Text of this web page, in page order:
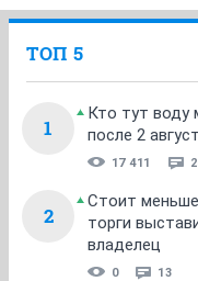
ТОП 5
1
Кто тут воду
после 2
17 411
2
Стоит
торги
владелец
0 13